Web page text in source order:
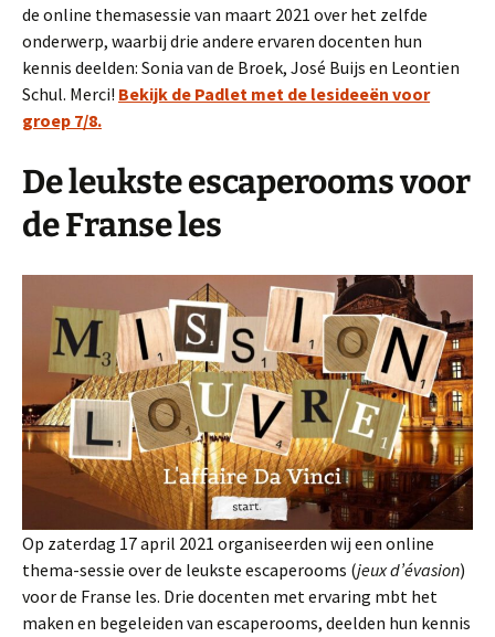
de online themasessie van maart 2021 over het zelfde
onderwerp, waarbij drie andere ervaren docenten hun
kennis deelden: Sonia van de Broek, José Buijs en Leontien
Schul. Merci! Bekijk de Padlet met de lesideeën voor
groep 7/8.
De leukste escaperooms voor
de Franse les
Op zaterdag 17 april 2021 organiseerden wij een online
thema-sessie over de leukste escaperooms (jeux d’évasion)
voor de Franse les. Drie docenten met ervaring mbt het
maken en begeleiden van escaperooms, deelden hun kennis